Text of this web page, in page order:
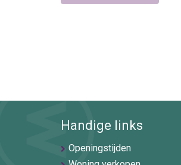
Handige links
Openingstijden